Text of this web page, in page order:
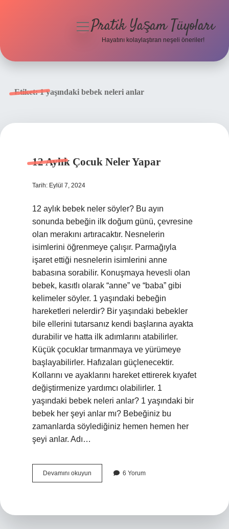
menüyü
Pratik Yaşam Tüyoları
Hayatını kolaylaştıran neşeli öneriler!
Etiket:1 yaşındaki bebek neleri anlar
12 Aylık Çocuk Neler Yapar
Tarih: Eylül 7, 2024
12 aylık bebek neler söyler? Bu ayın
sonunda bebeğin ilk doğum günü, çevresine
olan merakını artıracaktır. Nesnelerin
isimlerini öğrenmeye çalışır. Parmağıyla
işaret ettiği nesnelerin isimlerini anne
babasına sorabilir. Konuşmaya hevesli olan
bebek, kasıtlı olarak “anne” ve “baba” gibi
kelimeler söyler. 1 yaşındaki bebeğin
hareketleri nelerdir? Bir yaşındaki bebekler
bile ellerini tutarsanız kendi başlarına ayakta
durabilir ve hatta ilk adımlarını atabilirler.
Küçük çocuklar tırmanmaya ve yürümeye
başlayabilirler. Hafızaları güçlenecektir.
Kollarını ve ayaklarını hareket ettirerek kıyafet
değiştirmenize yardımcı olabilirler. 1
yaşındaki bebek neleri anlar? 1 yaşındaki bir
bebek her şeyi anlar mı? Bebeğiniz bu
zamanlarda söylediğiniz hemen hemen her
şeyi anlar. Adı…
Devamını okuyun
Aylık
6 Yorum